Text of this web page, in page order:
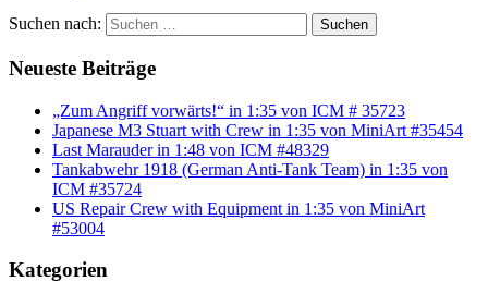
Suchen nach: Suchen
Neueste Beiträge
„Zum Angriff vorwärts!“ in 1:35 von ICM # 35723
Japanese M3 Stuart with Crew in 1:35 von MiniArt #35454
Last Marauder in 1:48 von ICM #48329
Tankabwehr 1918 (German Anti-Tank Team) in 1:35 von
ICM #35724
US Repair Crew with Equipment in 1:35 von MiniArt
#53004
Kategorien